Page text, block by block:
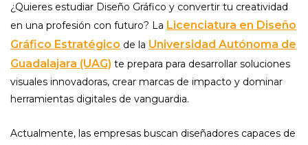
¿Quieres estudiar Diseño Gráfico y convertir tu creatividad
en una profesión con futuro? La Licenciatura en Diseño
Gráfico Estratégico de la Universidad Autónoma de
Guadalajara (UAG) te prepara para desarrollar soluciones
visuales innovadoras, crear marcas de impacto y dominar
herramientas digitales de vanguardia.
Actualmente, las empresas buscan diseñadores capaces de